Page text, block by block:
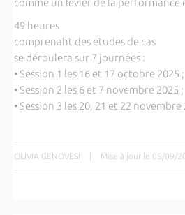
comme un levier de la performance
49 heures
comprenaht des etudes de cas
se déroulera sur 7 journées :
• Session 1 les 16 et 17 octobre 2025 ;
• Session 2 les 6 et 7 novembre 2025 ;
• Session 3 les 20, 21 et 22 novembre
OLIVIA GENOVESI | Mise à jour le 05/09/